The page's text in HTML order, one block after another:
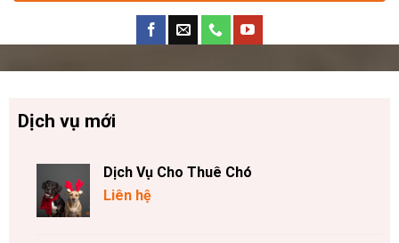
Dịch vụ mới
Dịch Vụ Cho Thuê Chó
Liên hệ